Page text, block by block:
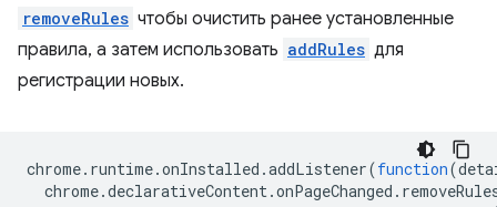
removeRules чтобы очистить ранее установленные
правила, а затем использовать addRules для
регистрации новых.
chrome. runtime.onInstalled .addListener(function(
chrome.declarativeContent.onPageChanged .